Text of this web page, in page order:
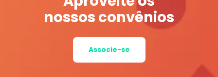
nossos convênios
Associe-se